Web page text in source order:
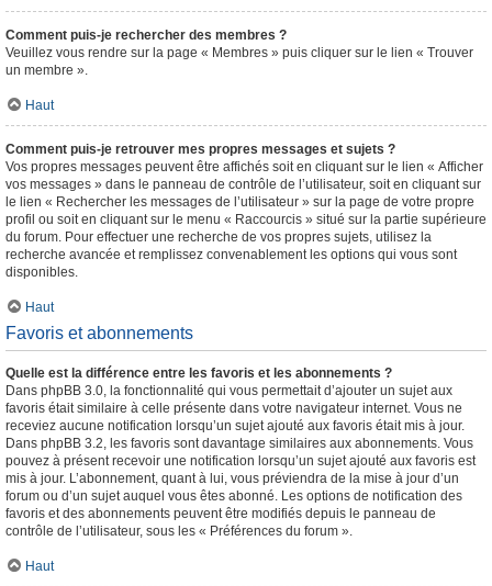
Comment puis-je rechercher des membres ?
Veuillez vous rendre sur la page « Membres » puis cliquer sur le lien « Trouver
un membre ».
Haut
Comment puis-je retrouver mes propres messages et sujets ?
Vos propres messages peuvent être affichés soit en cliquant sur le lien « Afficher
vos messages » dans le panneau de contrôle de l’utilisateur, soit en cliquant sur
le lien « Rechercher les messages de l’utilisateur » sur la page de votre propre
profil ou soit en cliquant sur le menu « Raccourcis » situé sur la partie supérieure
du forum. Pour effectuer une recherche de vos propres sujets, utilisez la
recherche avancée et remplissez convenablement les options qui vous sont
disponibles.
Haut
Favoris et abonnements
Quelle est la différence entre les favoris et les abonnements ?
Dans phpBB 3.0, la fonctionnalité qui vous permettait d’ajouter un sujet aux
favoris était similaire à celle présente dans votre navigateur internet. Vous ne
receviez aucune notification lorsqu’un sujet ajouté aux favoris était mis à jour.
Dans phpBB 3.2, les favoris sont davantage similaires aux abonnements. Vous
pouvez à présent recevoir une notification lorsqu’un sujet ajouté aux favoris est
mis à jour. L’abonnement, quant à lui, vous préviendra de la mise à jour d’un
forum ou d’un sujet auquel vous êtes abonné. Les options de notification des
favoris et des abonnements peuvent être modifiés depuis le panneau de
contrôle de l’utilisateur, sous les « Préférences du forum ».
Haut